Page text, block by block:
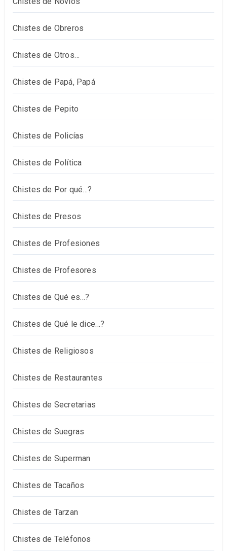
Chistes de Obreros
Chistes de Otros…
Chistes de Papá, Papá
Chistes de Pepito
Chistes de Policías
Chistes de Política
Chistes de Por qué…?
Chistes de Presos
Chistes de Profesiones
Chistes de Profesores
Chistes de Qué es…?
Chistes de Qué le dice…?
Chistes de Religiosos
Chistes de Restaurantes
Chistes de Secretarias
Chistes de Suegras
Chistes de Superman
Chistes de Tacaños
Chistes de Tarzan
Chistes de Teléfonos